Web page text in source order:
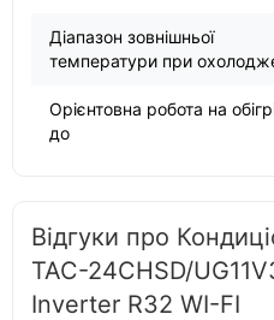
Діапазон зовнішньої
температури при
Орієнтовна робота на
до
Відгуки про
TAC-24CHSD/
Inverter R32 WI-FI